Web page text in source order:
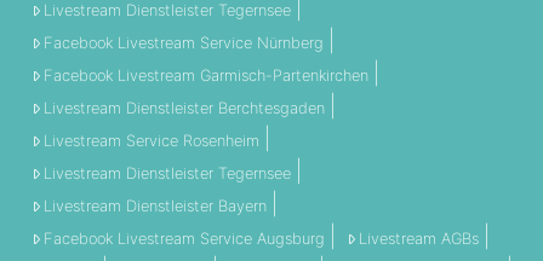
Livestream Dienstleister Tegernsee
Facebook Livestream Service Nürnberg
Facebook Livestream Garmisch-Partenkirchen
Livestream Dienstleister Berchtesgaden
Livestream Service Rosenheim
Livestream Dienstleister Tegernsee
Livestream Dienstleister Bayern
Facebook Livestream Service Augsburg
Livestream AGBs